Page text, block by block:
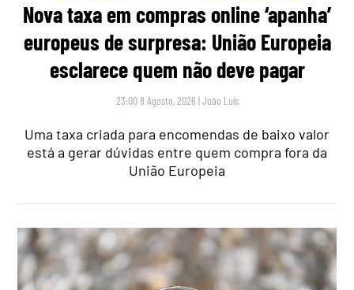
Nova taxa em compras online ‘apanha’
europeus de surpresa: União Europeia
esclarece quem não deve pagar
23:00 8 Agosto, 2026 |João Luís
Uma taxa criada para encomendas de baixo valor
está a gerar dúvidas entre quem compra fora da
União Europeia